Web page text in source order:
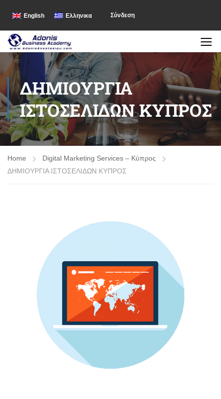
English Ελληνικα Σύνδεση
ΔΗΜΙΟΥΡΓΙΑ
ΙΣΤΟΣΕΛΙΔΩΝ ΚΥΠΡΟΣ
Home
Digital Marketing Services – Κύπρος
ΔΗΜΙΟΥΡΓΙΑ ΙΣΤΟΣΕΛΙΔΩΝ ΚΥΠΡΟΣ